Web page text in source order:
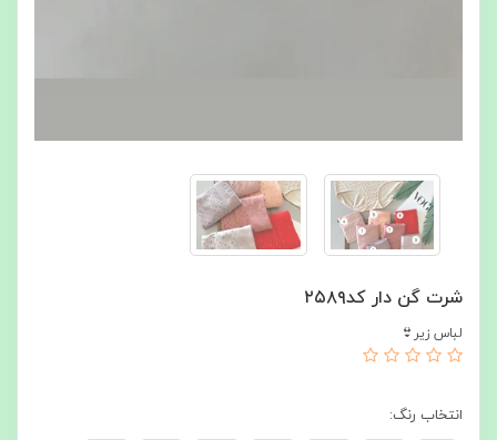
شرت گن دار کد۲۵۸۹
لباس زیر👙
انتخاب رنگ: